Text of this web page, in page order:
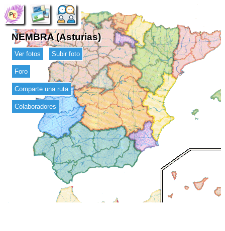
NEMBRA (Asturias)
Ver fotos Subir foto
Foro
Comparte una ruta
Colaboradores